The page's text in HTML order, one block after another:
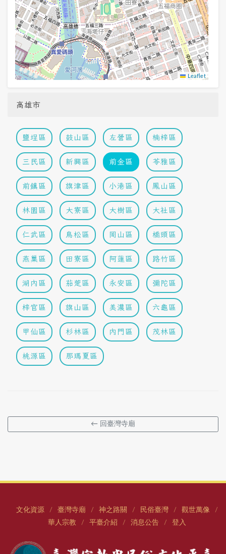
Leaflet
高雄市
鹽埕區 鼓山區 左營區 楠梓區
三民區 新興區 前金區 苓雅區
前鎮區 旗津區 小港區 鳳山區
林園區 大寮區 大樹區 大社區
仁武區 鳥松區 岡山區 橋頭區
燕巢區 田寮區 阿蓮區 路竹區
湖內區 茄萣區 永安區 彌陀區
梓官區 旗山區 美濃區 六龜區
甲仙區 杉林區 內門區 茂林區
桃源區 那瑪夏區
← 回臺灣寺廟
文化資源 / 臺灣寺廟 / 神之路關 / 民俗臺灣 / 觀世萬像 /
華人宗教 / 平臺介紹 / 消息公告 / 登入